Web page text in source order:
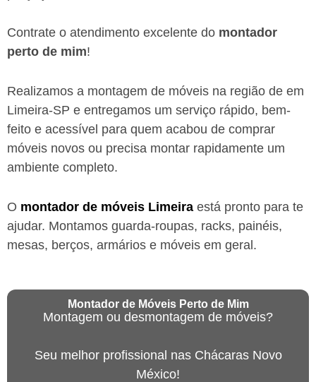
Contrate o atendimento excelente do montador
perto de mim!
Realizamos a montagem de móveis na região de em
Limeira-SP e entregamos um serviço rápido, bem-
feito e acessível para quem acabou de comprar
móveis novos ou precisa montar rapidamente um
ambiente completo.
O montador de móveis Limeira está pronto para te
ajudar. Montamos guarda-roupas, racks, painéis,
mesas, berços, armários e móveis em geral.
Montador de Móveis Perto de Mim
Montagem ou desmontagem de móveis?
Seu melhor profissional nas Chácaras Novo
México!